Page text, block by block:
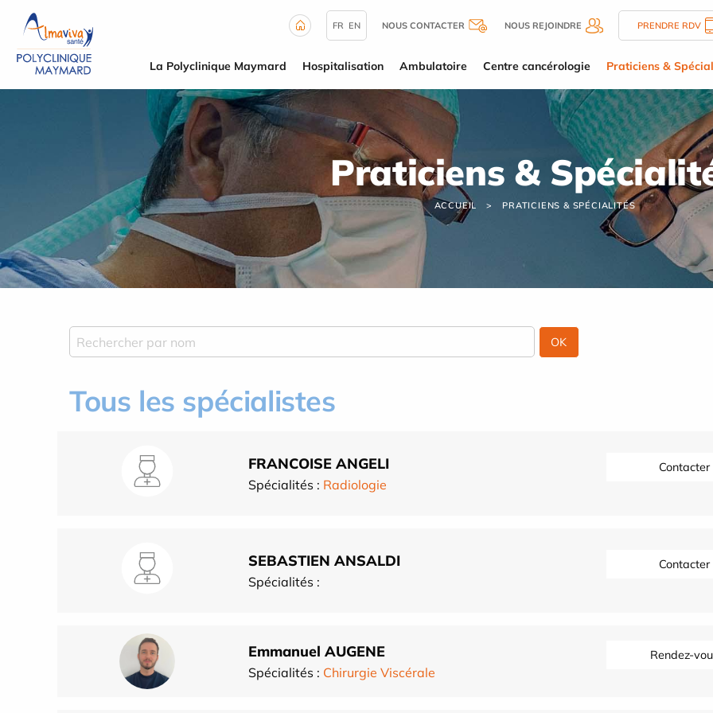
FR EN NOUS CONTACTER NOUS REJOINDRE PRENDRE RDV
La Polyclinique Maymard Hospitalisation Ambulatoire Centre cancérologie Praticiens &
Praticiens &
ACCUEIL PRATICIENS & SPÉCIALITÉS
Tous les spécialistes
FRANCOISE ANGELI
Spécialités : Radiologie
Contacter
SEBASTIEN ANSALDI
Spécialités :
Contacter
Emmanuel AUGENE
Spécialités : Chirurgie Viscérale
Rendez-
Panneau de gestion des cookies